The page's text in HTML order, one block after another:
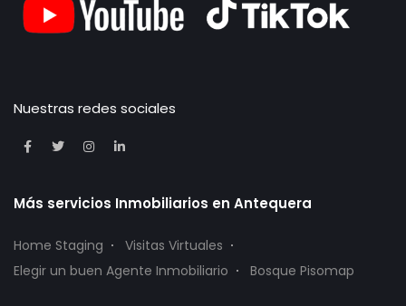
Nuestras redes sociales
Más servicios Inmobiliarios en Antequera
Home Staging
Visitas Virtuales
Elegir un buen Agente Inmobiliario
Bosque Pisomap